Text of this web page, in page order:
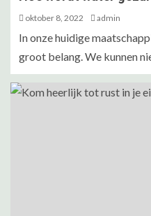
oktober 8, 2022 admin
In onze huidige
groot belang. We kunnen